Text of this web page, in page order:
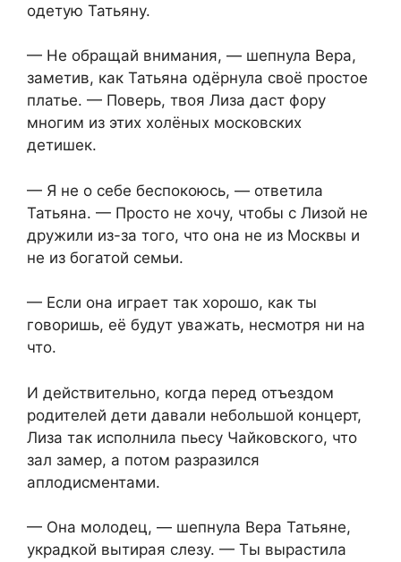
одетую Татьяну.
— Не обращай внимания, — шепнула Вера,
заметив, как Татьяна одёрнула своё простое
платье. — Поверь, твоя Лиза даст фору
многим из этих холёных московских
детишек.
— Я не о себе беспокоюсь, — ответила
Татьяна. — Просто не хочу, чтобы с Лизой не
дружили из-за того, что она не из Москвы и
не из богатой семьи.
— Если она играет так хорошо, как ты
говоришь, её будут уважать, несмотря ни на
что.
И действительно, когда перед отъездом
родителей дети давали небольшой концерт,
Лиза так исполнила пьесу Чайковского, что
зал замер, а потом разразился
аплодисментами.
— Она молодец, — шепнула Вера Татьяне,
украдкой вытирая слезу. — Ты вырастила